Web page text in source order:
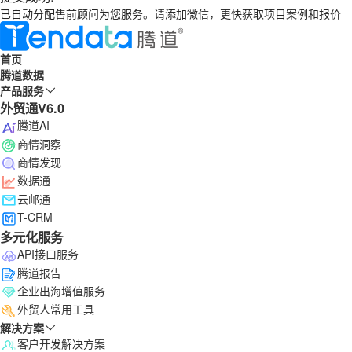
已自动分配售前顾问为您服务。请添加微信，更快获取项目案例和报价
首页
腾道数据
产品服务
外贸通V6.0
腾道AI
商情洞察
商情发现
数据通
云邮通
T-CRM
多元化服务
API接口服务
腾道报告
企业出海增值服务
外贸人常用工具
解决方案
客户开发解决方案